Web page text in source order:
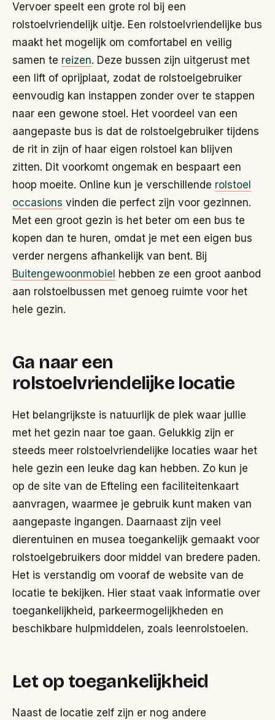
Vervoer speelt een grote rol bij een
rolstoelvriendelijk uitje. Een rolstoelvriendelijke bus
maakt het mogelijk om comfortabel en veilig
samen te reizen. Deze bussen zijn uitgerust met
een lift of oprijplaat, zodat de rolstoelgebruiker
eenvoudig kan instappen zonder over te stappen
naar een gewone stoel. Het voordeel van een
aangepaste bus is dat de rolstoelgebruiker tijdens
de rit in zijn of haar eigen rolstoel kan blijven
zitten. Dit voorkomt ongemak en bespaart een
hoop moeite. Online kun je verschillende rolstoel
occasions vinden die perfect zijn voor gezinnen.
Met een groot gezin is het beter om een bus te
kopen dan te huren, omdat je met een eigen bus
verder nergens afhankelijk van bent. Bij
Buitengewoonmobiel hebben ze een groot aanbod
aan rolstoelbussen met genoeg ruimte voor het
hele gezin.
Ga naar een
rolstoelvriendelijke locatie
Het belangrijkste is natuurlijk de plek waar jullie
met het gezin naar toe gaan. Gelukkig zijn er
steeds meer rolstoelvriendelijke locaties waar het
hele gezin een leuke dag kan hebben. Zo kun je
op de site van de Efteling een faciliteitenkaart
aanvragen, waarmee je gebruik kunt maken van
aangepaste ingangen. Daarnaast zijn veel
dierentuinen en musea toegankelijk gemaakt voor
rolstoelgebruikers door middel van bredere paden.
Het is verstandig om vooraf de website van de
locatie te bekijken. Hier staat vaak informatie over
toegankelijkheid, parkeermogelijkheden en
beschikbare hulpmiddelen, zoals leenrolstoelen.
Let op toegankelijkheid
Naast de locatie zelf zijn er nog andere